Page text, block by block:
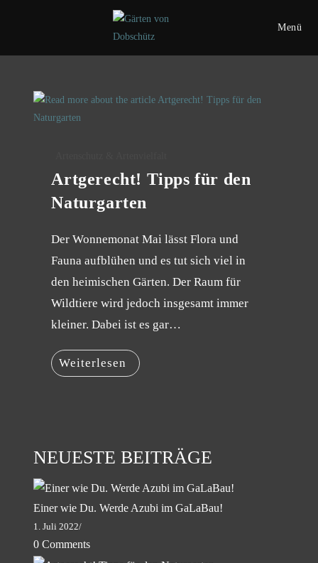
Menü
Artgerecht! Tipps für den
Naturgarten
Der Wonnemonat Mai lässt Flora und
Fauna aufblühen und es tut sich viel in
den heimischen Gärten. Der Raum für
Wildtiere wird jedoch insgesamt immer
kleiner. Dabei ist es gar…
Weiterlesen Artgerecht!
Tipps
NEUESTE BEITRÄGE
Einer wie Du. Werde Azubi im GaLaBau!
1. Juli 2022/
0 Comments